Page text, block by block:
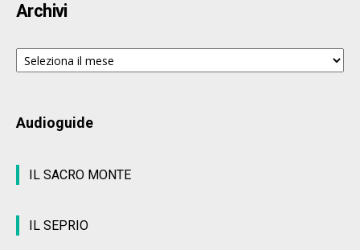
Archivi
Archivi
Audioguide
IL SACRO MONTE
IL SEPRIO